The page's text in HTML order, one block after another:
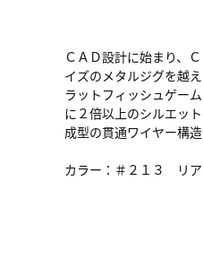
ＣＡＤ設計に始まり、
イズのメタルジグを越
ラットフィッシュゲー
に２倍以上のシルエッ
成型の貫通ワイヤー構
カラー：＃２１３ リ